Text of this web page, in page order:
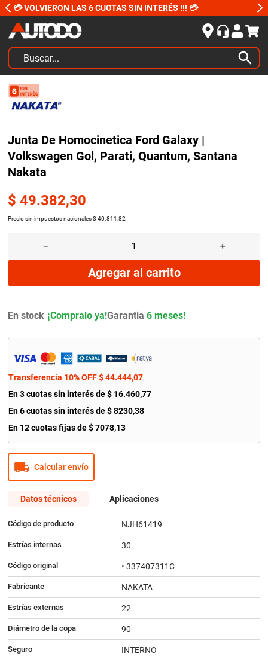
💳 VOLVIERON LAS 6 CUOTAS SIN INTERÉS !!! 💳
Buscar...
Junta De Homocinetica Ford Galaxy |
Volkswagen Gol, Parati, Quantum, Santana
Nakata
$ 49.382,30
Precio sin impuestos nacionales $ 40 811 82
＋
－
Agregar al carrito
En stock Garantia 6 meses!
Transferencia 10% OFF $ 44.444,07
En 3 cuotas sin interés de $ 16.460,77
En 6 cuotas sin interés de$ 8230,38
En 12 cuotas fijas de $ 7078,13
Calcular envío
Datos técnicos Aplicaciones
Código de producto NJH61419
Estrías internas 30
Código original • 337407311C
Fabricante NAKATA
Estrías externas 22
Diámetro de la copa 90
Seguro INTERNO
TÉRMINOS MÁS BUSCADOS
1.
kits
3.
bujias ngk
4.
honda civic
6
yokohama